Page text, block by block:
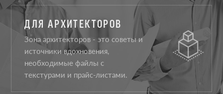
ДЛЯ АРХИТЕКТОРОВ
Зона архитекторов - это советы и
источники вдохновения,
необходимые файлы с
текстурами и прайс-листами.